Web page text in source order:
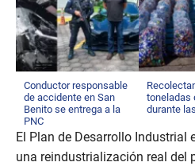
Conductor responsable
de accidente en San
Benito se entrega a la
PNC
toneladas
durante
El Plan de Desarrollo Industrial
una reindustrialización real del